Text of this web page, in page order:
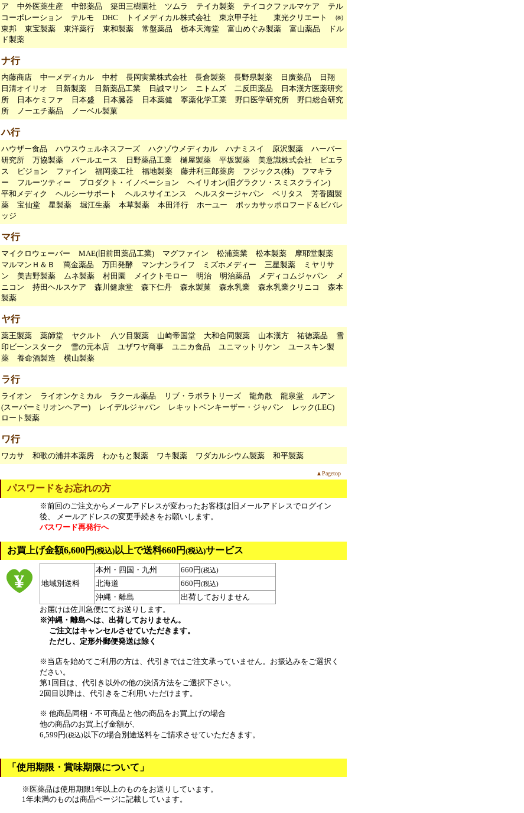
ア
中外医薬生産 中部薬品 築田三樹園社 ツムラ テイカ製薬 テイコクファルマケア
テル
コーポレーション
テルモ DHC トイメディカル株式会社 東京甲子社 東光クリエート
㈱
東邦
東宝製薬 東洋薬行 東和製薬 常盤薬品 栃本天海堂 富山めぐみ製薬 富山薬品
ドル
ド製薬
ナ行
内藤商店 中一メディカル 中村 長岡実業株式会社 長倉製薬 長野県製薬 日廣薬品
日翔
日清オイリオ
日新製薬 日新薬品工業 日誠マリン ニトムズ 二反田薬品
日本漢方医薬研究
所
日本ケミファ 日本盛 日本臓器 日本薬健 寧薬化学工業 野口医学研究所
野口総合研究
所
ノーエチ薬品 ノーベル製菓
ハ行
ハウザー食品 ハウスウェルネスフーズ ハクゾウメディカル ハナミスイ 原沢製薬
ハーバー
研究所
万協製薬 パールエース 日野薬品工業 樋屋製薬 平坂製薬 美意識株式会社
ピエラ
ス
ピジョン ファイン 福岡薬工社 福地製薬 藤井利三郎薬房 フジックス(株)
フマキラ
ー
フルーツティー プロダクト・イノベーション
ヘイリオン(旧グラクソ・スミスクライン)
平和メディク
ヘルシーサポート ヘルスサイエンス ヘルスタージャパン ベリタス
芳香園製
薬
宝仙堂 星製薬 堀江生薬 本草製薬 本田洋行 ホーユー
ポッカサッポロフード＆ビバレ
ッジ
マ行
マイクロウェーバー MAE(旧前田薬品工業) マグファイン 松浦薬業 松本製薬
摩耶堂製薬
マルマンＨ＆Ｂ
萬金薬品 万田発酵 マンナンライフ ミズホメディー 三星製薬
ミヤリサ
ン
美吉野製薬 ムネ製薬 村田園 メイクトモロー 明治 明治薬品 メディコムジャパン
メ
ニコン
持田ヘルスケア 森川健康堂 森下仁丹 森永製菓 森永乳業 森永乳業クリニコ
森本
製薬
ヤ行
薬王製薬 薬師堂 ヤクルト 八ツ目製薬 山崎帝国堂 大和合同製薬 山本漢方 祐徳薬品
雪
印ビーンスターク
雪の元本店 ユザワヤ商事 ユニカ食品 ユニマットリケン
ユースキン製
薬
養命酒製造 横山製薬
ラ行
ライオン ライオンケミカル ラクール薬品 リブ・ラボラトリーズ 龍角散 龍泉堂
ルアン
(スーパーミリオンヘアー)
レイデルジャパン レキットベンキーザー・ジャパン
レック(LEC)
ロート製薬
ワ行
ワカサ 和歌の浦井本薬房 わかもと製薬 ワキ製薬 ワダカルシウム製薬 和平製薬
▲Pagetop
パスワードをお忘れの方
※前回のご注文からメールアドレスが変わったお客様は旧メールアドレスでログイン
後、 メールアドレスの変更手続きをお願いします。
パスワード再発行へ
お買上げ金額6,600円 (税込)以上で送料660円 (税込)サービス
地域別送料
本州・四国・九州 660円(税込)
北海道 660円(税込)
沖縄・離島
出荷しておりません
お届けは佐川急便にてお送りします。
※沖縄・離島へは、出荷しておりません。
ご注文はキャンセルさせていただきます。
ただし、定形外郵便発送は除く
※当店を始めてご利用の方は、代引きではご注文承っていません。お振込みをご選択く
ださい。
第1回目は、代引き以外の他の決済方法をご選択下さい。
2回目以降は、代引きをご利用いただけます。
※ 他商品同梱・不可商品と他の商品をお買上げの場合
他の商品のお買上げ金額が、
6,599円(税込)以下の場合別途送料をご請求させていただきます。
「使用期限・賞味期限について」
※医薬品は使用期限1年以上のものをお送りしています。
1年未満のものは商品ページに記載しています。